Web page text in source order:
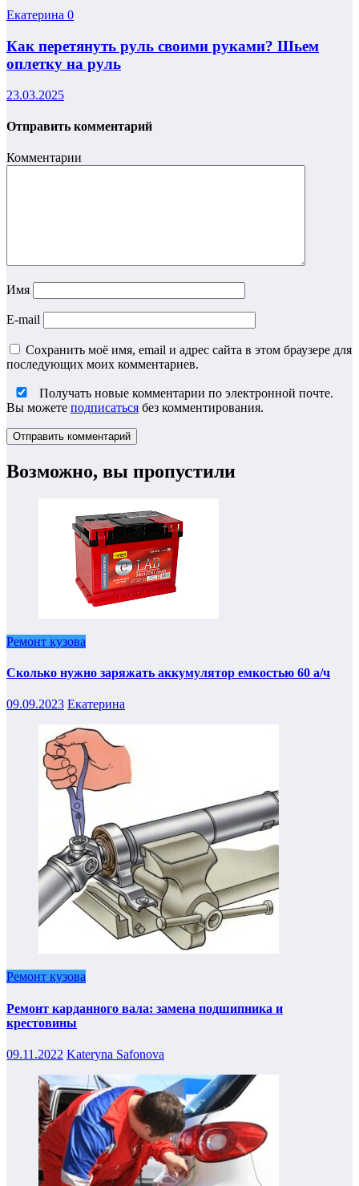
Екатерина 0
Как перетянуть руль своими руками? Шьем
оплетку на руль
23.03.2025
Отправить комментарий
Комментарии
Имя
E-mail
Сохранить моё имя, email и адрес сайта в этом браузере для
последующих моих комментариев.
Получать новые комментарии по электронной почте.
Вы можете подписаться без комментирования.
Возможно, вы пропустили
Ремонт кузова
Сколько нужно заряжать аккумулятор емкостью 60 а/ч
09.09.2023 Екатерина
Ремонт кузова
Ремонт карданного вала: замена подшипника и
крестовины
09.11.2022 Kateryna Safonova